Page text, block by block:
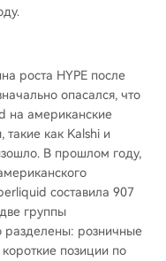
роста HYPE после
опасался, что
на американские
как Kalshi и
В прошлом году,
составила 907
группы
разделены: розничные
позиции по